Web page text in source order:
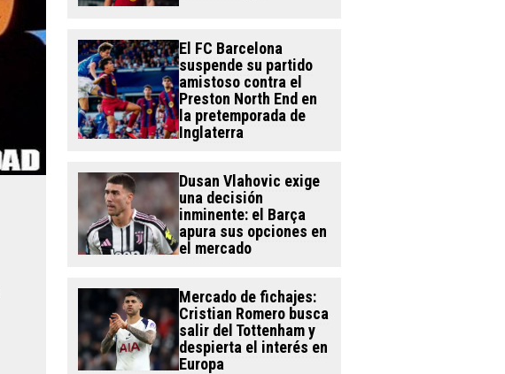
El FC Barcelona
suspende su partido
amistoso contra el
Preston North End en
la pretemporada de
Inglaterra
Dusan Vlahovic exige
una decisión
inminente: el Barça
apura sus opciones en
el mercado
Mercado de fichajes:
Cristian Romero busca
salir del Tottenham y
despierta el interés en
Europa